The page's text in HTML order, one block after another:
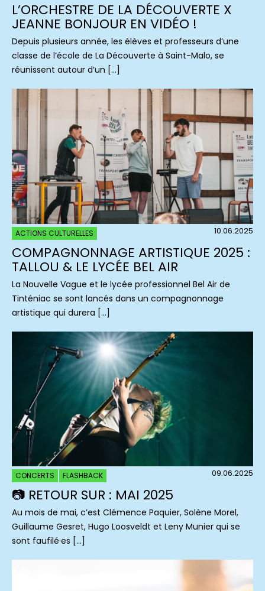
L’ORCHESTRE DE LA DÉCOUVERTE X
JEANNE BONJOUR EN VIDÉO !
Depuis plusieurs année, les élèves et professeurs d’une
classe de l’école de La Découverte à Saint-Malo, se
réunissent autour d’un […]
ACTIONS CULTURELLES 10.06.2025
COMPAGNONNAGE ARTISTIQUE 2025 :
TALLOU & LE LYCÉE BEL AIR
La Nouvelle Vague et le lycée professionnel Bel Air de
Tinténiac se sont lancés dans un compagnonnage
artistique qui durera […]
CONCERTS FLASHBACK 09.06.2025
📷 RETOUR SUR : MAI 2025
Au mois de mai, c’est Clémence Paquier, Solène Morel,
Guillaume Gesret, Hugo Loosveldt et Leny Munier qui se
sont faufilé·es […]